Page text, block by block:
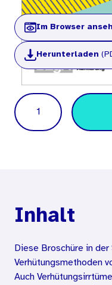
Im Browser
Herunterladen
Menge
Inhalt
Diese Broschüre in
Verhütungsmethoden
Auch